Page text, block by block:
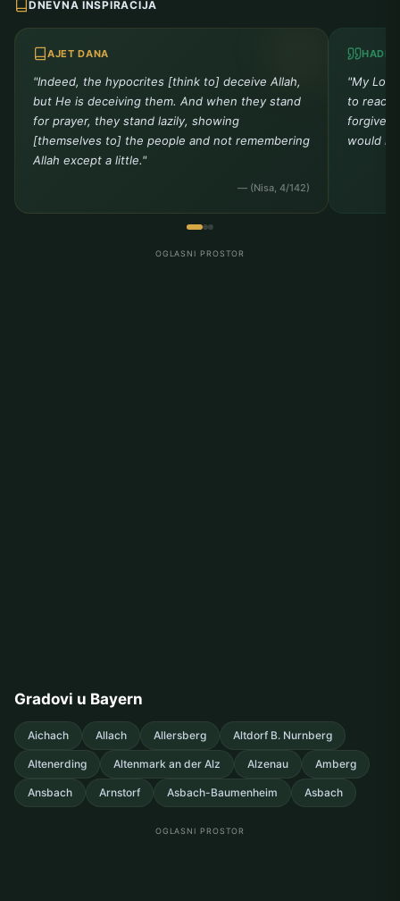
DNEVNA INSPIRACIJA
AJET DANA
"Indeed, the hypocrites [think to] deceive Allah,
but He is deceiving them. And when they stand
for prayer, they stand lazily, showing
[themselves to] the people and not remembering
Allah except a little."
— (Nisa, 4/142)
HADIS
"My
to reach
would
OGLASNI PROSTOR
Gradovi u Bayern
Aichach Allach Allersberg Altdorf B. Nurnberg
Altenerding Altenmark an der Alz Alzenau Amberg
Ansbach Arnstorf Asbach-Baumenheim Asbach
OGLASNI PROSTOR